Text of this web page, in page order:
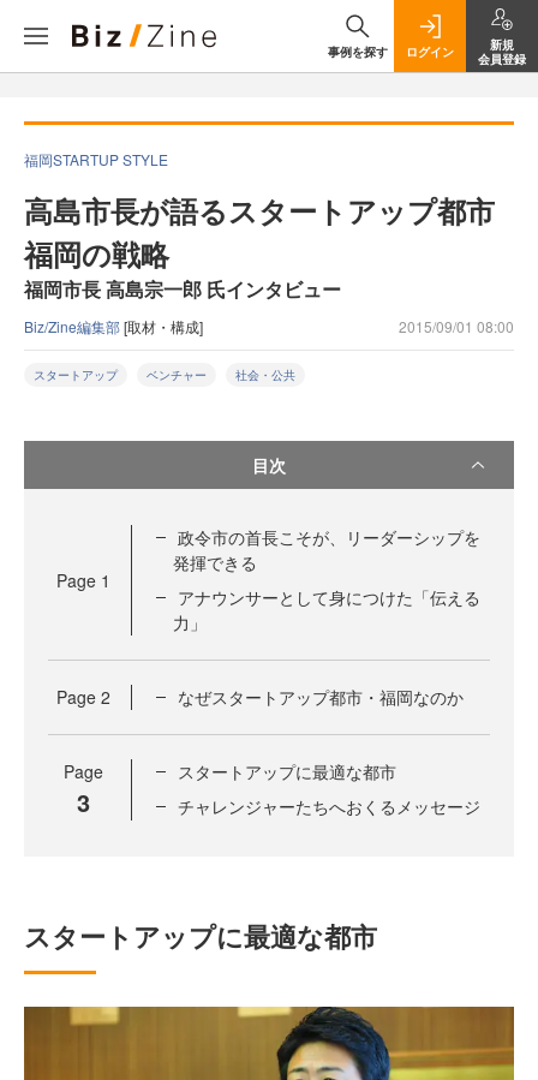
事例を探す ログイン
新規
会員登録
福岡STARTUP STYLE
高島市長が語るスタートアップ都市
福岡の戦略
福岡市長 高島宗一郎 氏インタビュー
Biz/Zine編集部[取材・構成] 2015/09/01 08:00
スタートアップ ベンチャー 社会・公共
目次
Page 1
政令市の首長こそが、リーダーシップを
発揮できる
アナウンサーとして身につけた「伝える
力」
Page 2 なぜスタートアップ都市・福岡なのか
Page
3
スタートアップに最適な都市
チャレンジャーたちへおくるメッセージ
スタートアップに最適な都市